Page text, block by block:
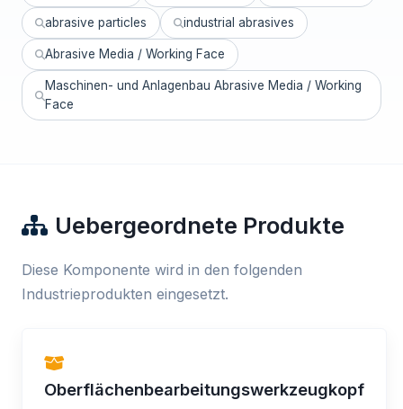
abrasive particles industrial abrasives
Abrasive Media / Working Face
Maschinen- und Anlagenbau Abrasive Media / Working
Face
Uebergeordnete Produkte
Diese Komponente wird in den folgenden
Industrieprodukten eingesetzt.
Oberflächenbearbeitungswerkzeugkopf